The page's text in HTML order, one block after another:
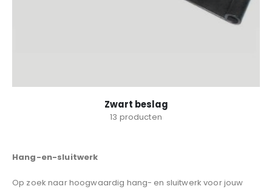
Zwart beslag
13 producten
Hang-en-sluitwerk
Op zoek naar hoogwaardig hang- en sluitwerk voor jouw